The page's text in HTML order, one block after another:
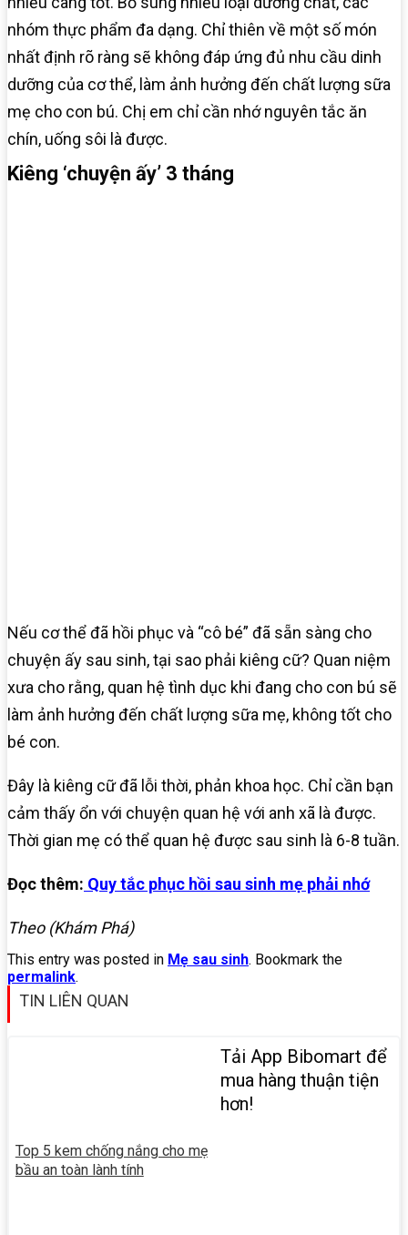
nhóm thực phẩm đa dạng. Chỉ thiên về một số món
nhất định rõ ràng sẽ không đáp ứng đủ nhu cầu dinh
dưỡng của cơ thể, làm ảnh hưởng đến chất lượng sữa
mẹ cho con bú. Chị em chỉ cần nhớ nguyên tắc ăn
chín, uống sôi là được.
Kiêng ‘chuyện ấy’ 3 tháng
Nếu cơ thể đã hồi phục và “cô bé” đã sẵn sàng cho
chuyện ấy sau sinh, tại sao phải kiêng cữ? Quan niệm
xưa cho rằng, quan hệ tình dục khi đang cho con bú sẽ
làm ảnh hưởng đến chất lượng sữa mẹ, không tốt cho
bé con.
Đây là kiêng cữ đã lỗi thời, phản khoa học. Chỉ cần bạn
cảm thấy ổn với chuyện quan hệ với anh xã là được.
Thời gian mẹ có thể quan hệ được sau sinh là 6-8 tuần.
Đọc thêm: Quy tắc phục hồi sau sinh mẹ phải nhớ
Theo (Khám Phá)
This entry was posted in Mẹ sau sinh. Bookmark the
permalink.
TIN LIÊN QUAN
Top 5 kem chống nắng cho mẹ
bầu an toàn lành tính
Tải App Bibomart để
mua hàng thuận tiện
hơn!